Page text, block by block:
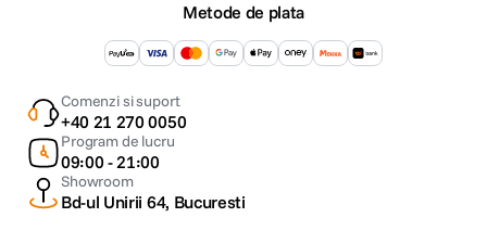
Metode de plata
Comenzi si suport
+40 21 270 0050
Program de lucru
09:00 - 21:00
Showroom
Bd-ul Unirii 64, Bucuresti